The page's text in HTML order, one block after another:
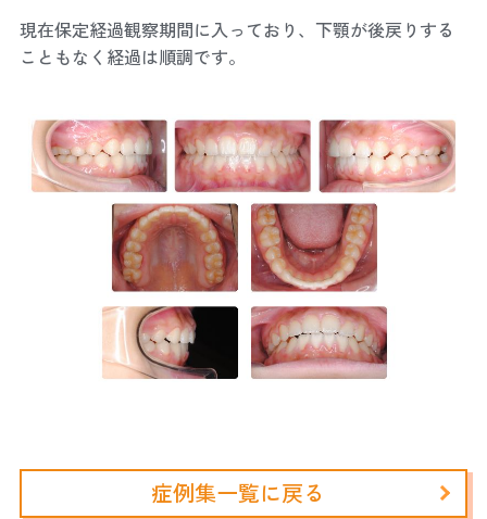
現在保定経過観察期間に入っており、下顎が後戻りする
こともなく経過は順調です。
症例集一覧に戻る